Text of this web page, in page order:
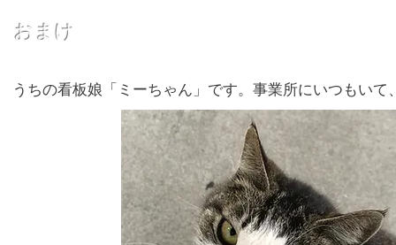
​おまけ
うちの看板娘「ミーちゃん」です。事業所にいつもい